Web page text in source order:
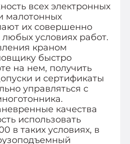
всех электронных
малотонных
их совершенно
условиях работ.
краном
быстро
на нем, получить
и сертификаты
управляться с
качества
использовать
в таких условиях, в